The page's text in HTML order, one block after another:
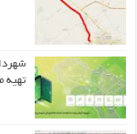
تهیه